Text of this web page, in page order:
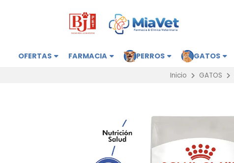
OFERTAS FARMACIA PERROS GATOS
Inicio GATOS